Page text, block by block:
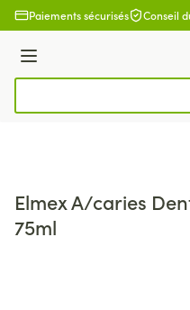
Aller au contenu
Paiements sécurisés Conseil
Menu
Elmex A/caries
75ml